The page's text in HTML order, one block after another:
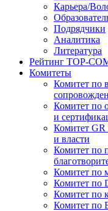
Карьера/
Подрядчики
Аналитика
Литература
Рейтинг TOP-
Комитеты
Комитет по
Комитет по
и
Комитет GR
и власти
Комитет по
Комитет по
Комитет по
Комитет по
Комитет по